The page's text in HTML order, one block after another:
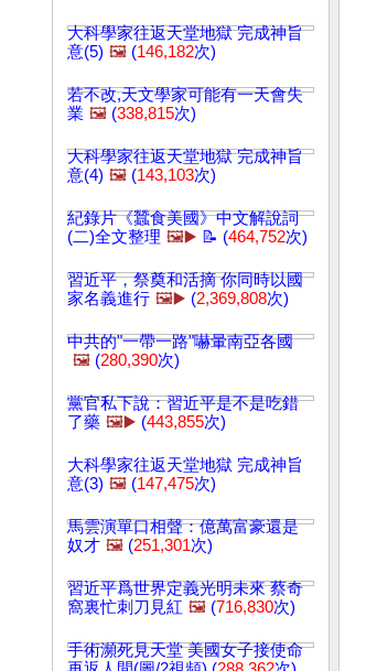
大科學家往返天堂地獄 完成神旨
意(5) 🖼️ (146,182次)
若不改,天文學家可能有一天會失
業 🖼️ (338,815次)
大科學家往返天堂地獄 完成神旨
意(4) 🖼️ (143,103次)
紀錄片《蠶食美國》中文解說詞
(二)全文整理 🖼️▶️ 📝 (464,752次)
習近平，祭奠和活摘 你同時以國
家名義進行 🖼️▶️ (2,369,808次)
中共的"一帶一路"嚇暈南亞各國
🖼️ (280,390次)
黨官私下說：習近平是不是吃錯
了藥 🖼️▶️ (443,855次)
大科學家往返天堂地獄 完成神旨
意(3) 🖼️ (147,475次)
馬雲演單口相聲：億萬富豪還是
奴才 🖼️ (251,301次)
習近平爲世界定義光明未來 蔡奇
窩裏忙刺刀見紅 🖼️ (716,830次)
手術瀕死見天堂 美國女子接使命